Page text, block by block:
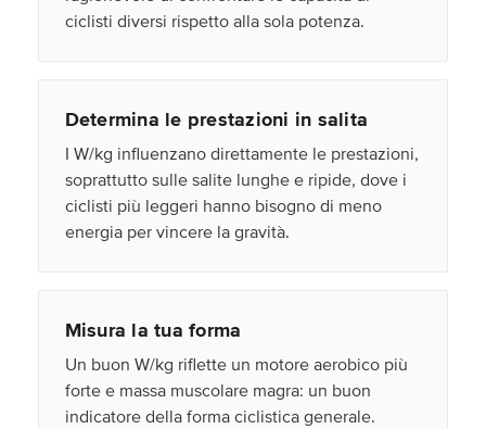
ciclisti diversi rispetto alla sola potenza.
Determina le prestazioni in salita
I W/kg influenzano direttamente le prestazioni,
soprattutto sulle salite lunghe e ripide, dove i
ciclisti più leggeri hanno bisogno di meno
energia per vincere la gravità.
Misura la tua forma
Un buon W/kg riflette un motore aerobico più
forte e massa muscolare magra: un buon
indicatore della forma ciclistica generale.